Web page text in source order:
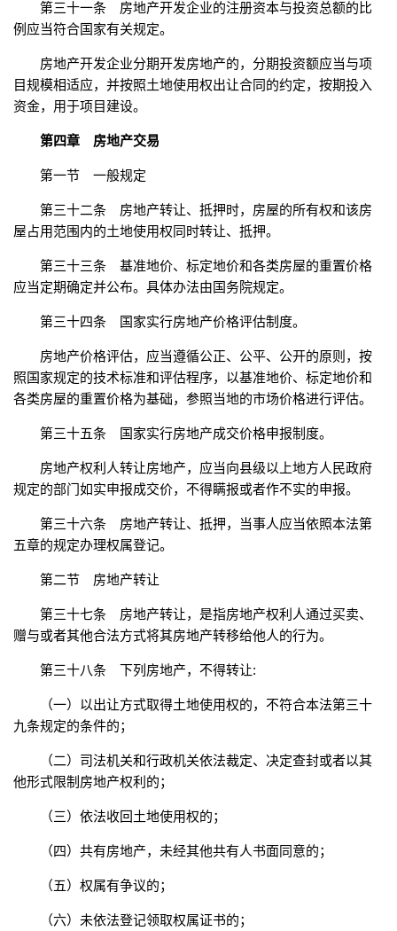
第三十一条 房地产开发企业的注册资本与投资总额的比
例应当符合国家有关规定。
房地产开发企业分期开发房地产的，分期投资额应当与项
目规模相适应，并按照土地使用权出让合同的约定，按期投入
资金，用于项目建设。
第四章 房地产交易
第一节 一般规定
第三十二条 房地产转让、抵押时，房屋的所有权和该房
屋占用范围内的土地使用权同时转让、抵押。
第三十三条 基准地价、标定地价和各类房屋的重置价格
应当定期确定并公布。具体办法由国务院规定。
第三十四条 国家实行房地产价格评估制度。
房地产价格评估，应当遵循公正、公平、公开的原则，按
照国家规定的技术标准和评估程序，以基准地价、标定地价和
各类房屋的重置价格为基础，参照当地的市场价格进行评估。
第三十五条 国家实行房地产成交价格申报制度。
房地产权利人转让房地产，应当向县级以上地方人民政府
规定的部门如实申报成交价，不得瞒报或者作不实的申报。
第三十六条 房地产转让、抵押，当事人应当依照本法第
五章的规定办理权属登记。
第二节 房地产转让
第三十七条 房地产转让，是指房地产权利人通过买卖、
赠与或者其他合法方式将其房地产转移给他人的行为。
第三十八条 下列房地产，不得转让:
（一）以出让方式取得土地使用权的，不符合本法第三十
九条规定的条件的；
（二）司法机关和行政机关依法裁定、决定查封或者以其
他形式限制房地产权利的；
（三）依法收回土地使用权的；
（四）共有房地产，未经其他共有人书面同意的；
（五）权属有争议的；
（六）未依法登记领取权属证书的；